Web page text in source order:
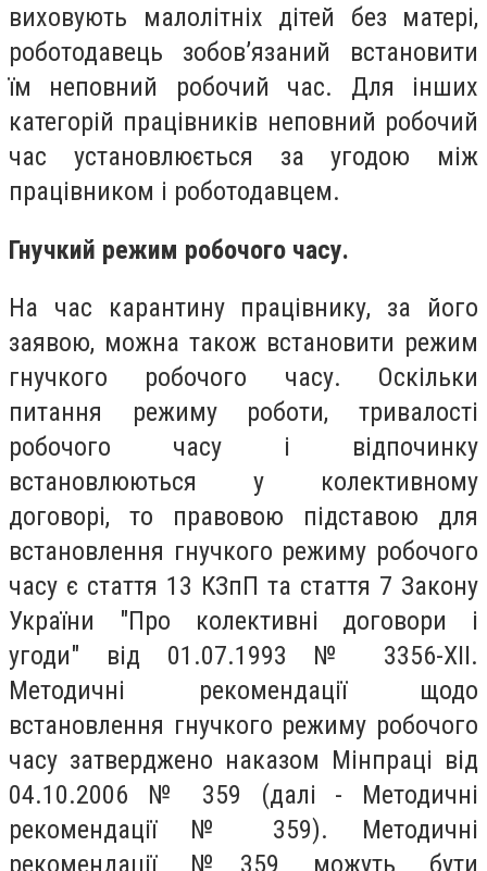
виховують малолітніх дітей без матері,
роботодавець зобов’язаний встановити
їм неповний робочий час. Для інших
категорій працівників неповний робочий
час установлюється за угодою між
працівником і роботодавцем.
Гнучкий режим робочого часу.
На час карантину працівнику, за його
заявою, можна також встановити режим
гнучкого робочого часу. Оскільки
питання режиму роботи, тривалості
робочого часу і відпочинку
встановлюються у колективному
договорі, то правовою підставою для
встановлення гнучкого режиму робочого
часу є стаття 13 КЗпП та стаття 7 Закону
України "Про колективні договори і
угоди" від 01.07.1993 № 3356-XII.
Методичні рекомендації щодо
встановлення гнучкого режиму робочого
часу затверджено наказом Мінпраці від
04.10.2006 № 359 (далі - Методичні
рекомендації № 359). Методичні
рекомендації №359 можуть бути